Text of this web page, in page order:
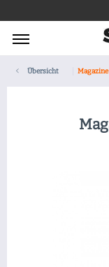
Übersicht Magazine